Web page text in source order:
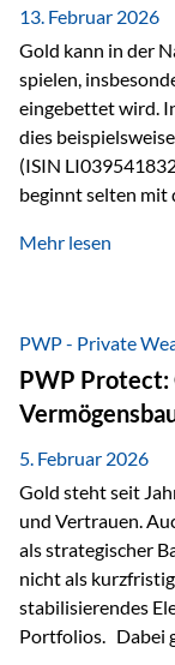
13. Februar 2026
Gold kann in der
spielen,
eingebettet wird.
dies
(ISIN
beginnt selten mit
was bekommen –
bei größeren
Mehr lesen
PWP - Private
PWP Protect:
5. Februar 2026
Gold steht seit
und Vertrauen.
als strategischer
nicht als
stabilisierendes
Portfolios. Dabei gilt: Kurzfristige Kursrückgänge und